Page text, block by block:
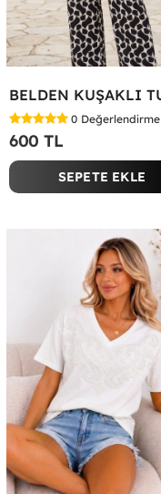
0 Değerlendirme
600 TL
SEPETE EKLE